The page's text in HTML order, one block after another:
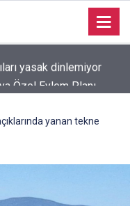
Özel Eylem Planı
yanan tekne